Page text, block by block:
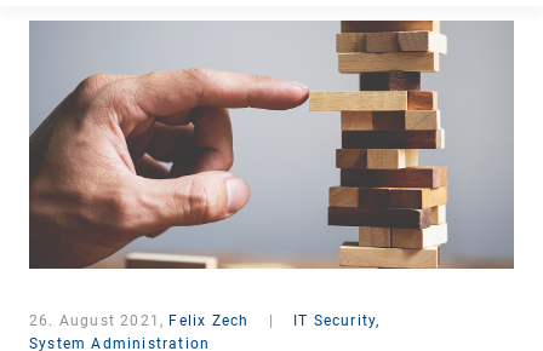
26. August 2021, Felix Zech
IT Security,
System Administration